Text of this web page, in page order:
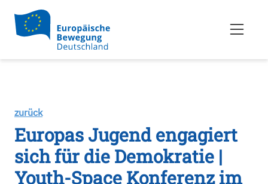
zurück
Europas Jugend engagiert
sich für die Demokratie |
Youth-Space Konferenz im